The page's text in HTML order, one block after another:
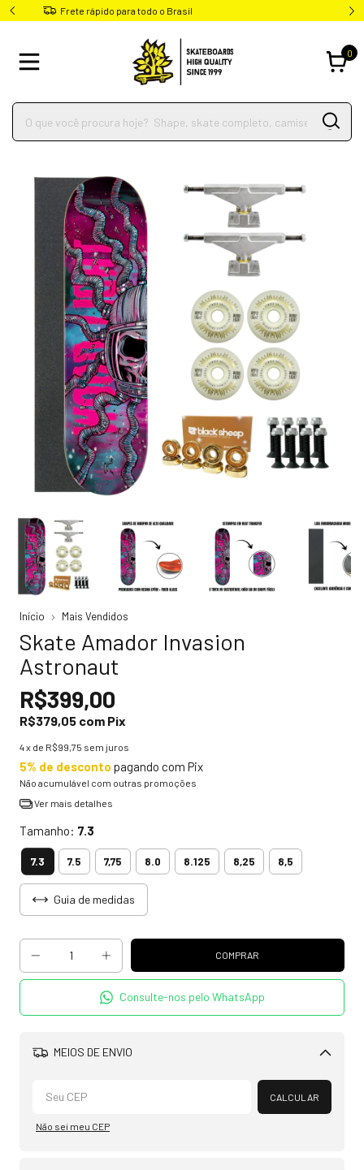
Parcele em até 4x sem juros
0
Início Mais Vendidos
Skate Amador Invasion
Astronaut
R$399,00
R$379,05 com Pix
4x de R$99,75 sem juros
5% de desconto pagando com Pix
Não acumulável com outras promoções
Ver mais detalhes
Tamanho: 7.3
7.3 7.5 7,75 8.0 8.125 8,25 8,5
Guia de medidas
Consulte-nos pelo WhatsApp
MEIOS DE ENVIO
Alterar CEP
CALCULAR
Não sei meu CEP